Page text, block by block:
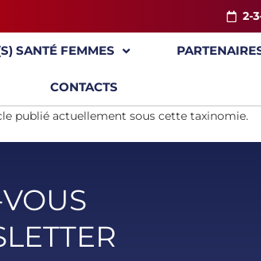
2-
SANTÉ FEMMES
CONTACTS
publié actuellement sous cette taxinomie.